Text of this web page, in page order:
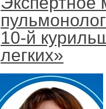
10-й
легких»